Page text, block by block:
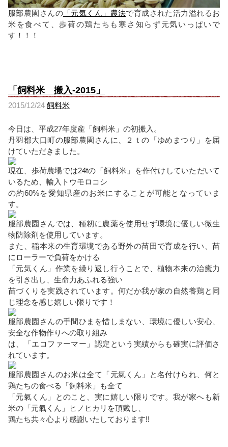
服部農園さんの「元気くん」農法で育成された活力溢れるお
米を食べて、歩荷の鶏たちも寒さ知らず元気いっぱいで
す！！！
「飼料米 搬入-2015」
2015/12/24 飼料米
今日は、平成27年度産「飼料米」の初搬入。
丹羽郡大口町の服部農園さんに、２ｔの「ゆめまつり」を届
けていただきました。
現在、歩荷農場では24tの「飼料米」を作付けしていただいて
いるため、輸入トウモロコシ
の約60%を愛知県産のお米にすることが可能となっていま
す。
服部農園さんでは、種籾に農薬を使用せず環境に優しい微生
物防除剤を使用しています。
また、稲本来の生育環境である野外の苗田で育成を行い、苗
にローラーで負荷をかける
「元気くん」作業を繰り返し行うことで、植物本来の治癒力
を引き出し、生命力あふれる強い
苗づくりを実践されています。何だか我が家の自然養鶏と同
じ理念を感じ嬉しい限りです！
服部農園さんの手間ひまを惜しまない、環境に優しい安心、
安全な作物作りへの取り組み
は、「エコファーマー」認定という実績からも確実に評価さ
れています。
服部農園さんのお米は全て「元氣くん」と名付けられ、何と
鶏たちの食べる「飼料米」も全て
「元氣くん」とのこと、実に嬉しい限りです。我が家へも新
米の「元氣くん」ヒノヒカリを頂戴し、
鶏たち共々心より感謝いたしております!!